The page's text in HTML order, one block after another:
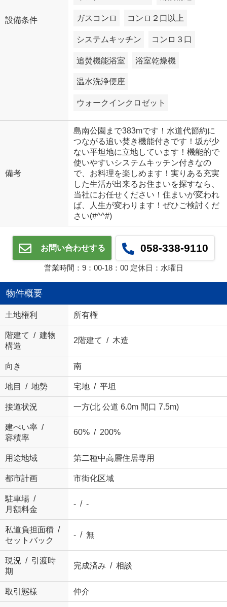
設備条件 ガスコンロ コンロ２口以上
システムキッチン コンロ３口
追焚機能浴室 浴室乾燥機
温水洗浄便座
ウォークインクロゼット
備考
島南公園まで383mです！水道代節約に
つながる追い焚き機能付きです！坂が少
ない平坦地に立地しています！機能的で
使いやすいシステムキッチン付きなの
で、お料理を楽しめます！実りある充実
した生活が出来るお住まいを探すなら、
当社にお任せください！住まいが変われ
ば、人生が変わります！ぜひご検討くだ
さい(#^^#)
お問い合わせする 058-338-9110
営業時間：9：00‐18：00 定休日：水曜日
物件概要
土地権利 所有権
階建て / 建物
構造
2階建て / 木造
向き 南
地目 / 地勢 宅地 / 平坦
接道状況 一方(北 公道 6.0m 間口 7.5m)
建ぺい率 /
容積率
60% / 200%
用途地域 第二種中高層住居専用
都市計画 市街化区域
駐車場 /
月額料金
- / -
私道負担面積 /
セットバック
- / 無
現況 / 引渡時
期
完成済み / 相談
取引態様 仲介